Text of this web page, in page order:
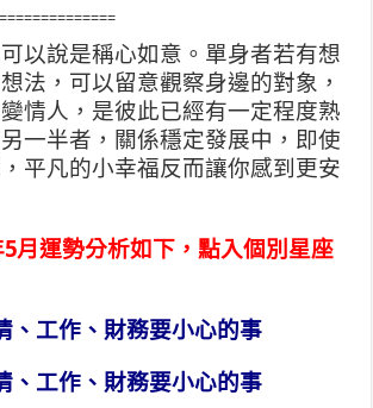
以說是稱心如意。單身者若有想
法，可以留意觀察身邊的對象，
情人，是彼此已經有一定程度熟
一半者，關係穩定發展中，即使
平凡的小幸福反而讓你感到更安
5月運勢分析如下，點入個別星座
、工作、財務要小心的事
、工作、財務要小心的事